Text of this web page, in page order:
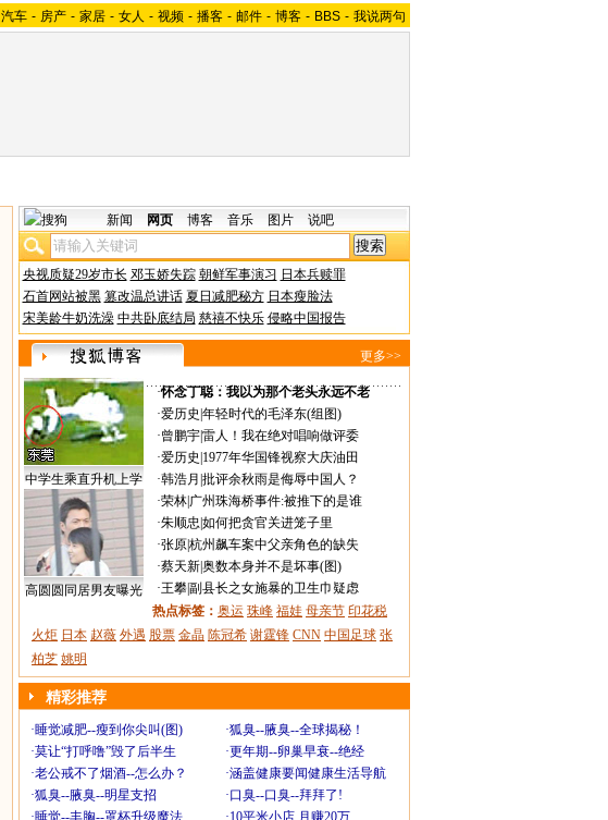
汽车 - 房产 - 家居 - 女人 - 视频 - 播客 - 邮件 - 博客 - BBS - 我说两句
新闻 网页 博客 音乐 图片 说吧
央视质疑29岁市长 邓玉娇失踪 朝鲜军事演习 日本兵赎罪
石首网站被黑 篡改温总讲话 夏日减肥秘方 日本瘦脸法
宋美龄牛奶洗澡 中共卧底结局 慈禧不快乐 侵略中国报告
更多>>
中学生乘直升机上学
高圆圆同居男友曝光
·怀念丁聪：我以为那个老头永远不老
·爱历史 年轻时代的毛泽东(组图)
·曾鹏宇|雷人！我在绝对唱响做评委
·爱历史 1977年华国锋视察大庆油田
·韩浩月 批评余秋雨是侮辱中国人？
·荣林| 广州珠海桥事件:被推下的是谁
·朱顺忠 如何把贪官关进笼子里
·张原|杭州飙车案中父亲角色的缺失
·蔡天新|奥数本身并不是坏事(图)
·王攀|副县长之女施暴的卫生巾疑虑
热点标签： 奥运 珠峰 福娃 母亲节 印花税
火炬 日本 赵薇 外遇 股票 金晶 陈冠希 谢霆锋 CNN 中国足球 张
柏芝 姚明
精彩推荐
·睡觉减肥--瘦到你尖叫(图) ·狐臭--腋臭--全球揭秘！
·莫让“打呼噜”毁了后半生 ·更年期--卵巢早衰--绝经
·老公戒不了烟酒--怎么办？ ·涵盖健康要闻健康生活导航
·狐臭--腋臭--明星支招 ·口臭--口臭--拜拜了!
·睡觉--丰胸--罩杯升级魔法 ·10平米小店 月赚20万